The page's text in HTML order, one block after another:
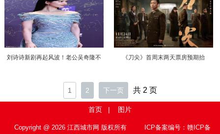
刘诗诗新剧再起风波！老公吴奇隆不
《刀尖》首周末两天票房预期抬
1 2 下一页 共 2 页
首页 | 图片
Copyright @ 2026 江西城市网 版权所有 ICP备案编号：赣ICP备